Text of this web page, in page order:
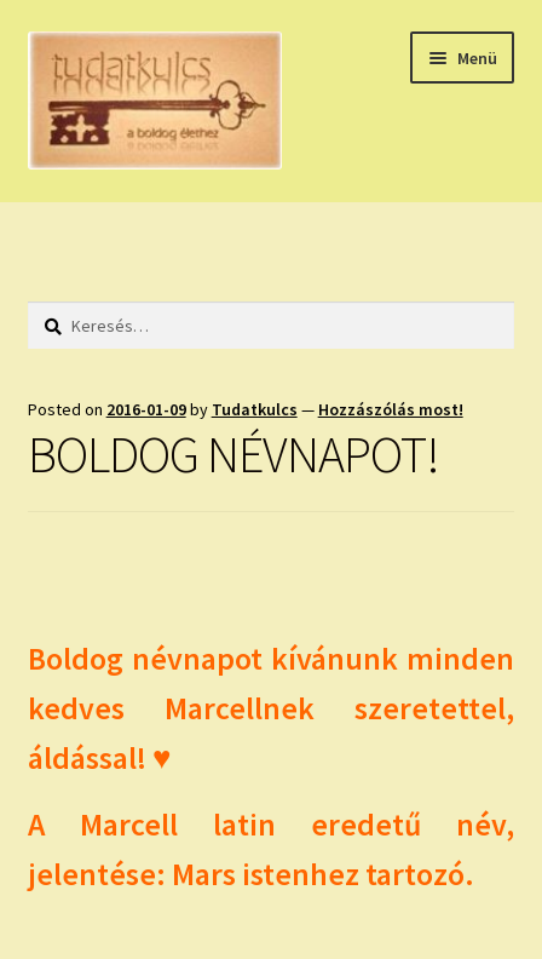
Ugrás
navigációhoz
Kilépés
tartalomba
Menü
HÚZZ EGY KÁRTYÁT!
HOLDNAPTÁR
NAPI ASZTROLÓGIA
ÍRJ NEKEM!
IRATKOZZ FEL A VIDEÓ CSATORNÁNKRA!
AJÁNDÉKOKKAL!
Keresés:
Posted on 2016-01-09by Tudatkulcs — Hozzászólás most!
BOLDOG NÉVNAPOT!
Boldog névnapot kívánunk minden
kedves Marcellnek szeretettel,
áldással! ♥
A Marcell latin eredetű név,
jelentése: Mars istenhez tartozó.